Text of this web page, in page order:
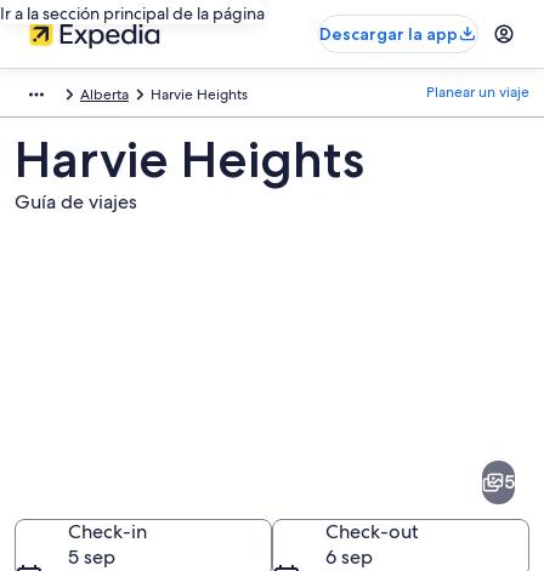
Ir a la sección principal de la página
Descargar la app
Alberta Harvie Heights Planear un viaje
Harvie Heights
Guía de viajes
5
Check-in
5 sep
Check-out
6 sep